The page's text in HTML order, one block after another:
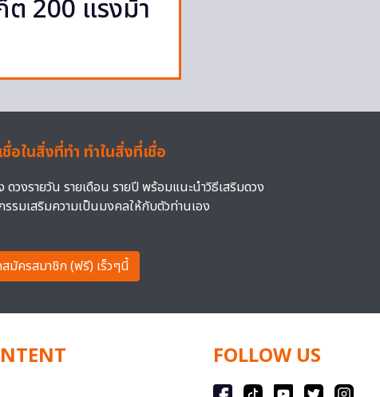
ต 200 แรงม้า
อในสิ่งที่ทำ ทำในสิ่งที่เชื่อ
ดวงรายวัน รายเดือน รายปี พร้อมแนะนำวิธีเสริมดวง
รมเสริมความเป็นมงคลให้กับตัวท่านเอง
สมัครสมาชิก (ฟรี) เร็วๆนี้
FOLLOW US